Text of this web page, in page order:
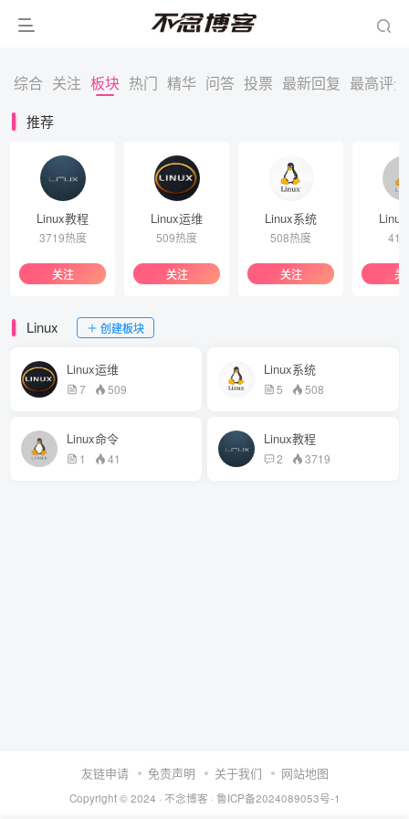
综合 关注 板块 热门 精华 问答 投票 最新回复 最高评分
推荐
Linux教程
3719热度
关注
Linux运维
509热度
关注
Linux系统
508热度
关注
41
关
Linux 创建板块
Linux运维
7 509
Linux系统
5 508
Linux命令
1 41
Linux教程
2 3719
友链申请 免责声明 关于我们 网站地图
Copyright © 2024 · 不念博客 · 鲁ICP备2024089053号-1